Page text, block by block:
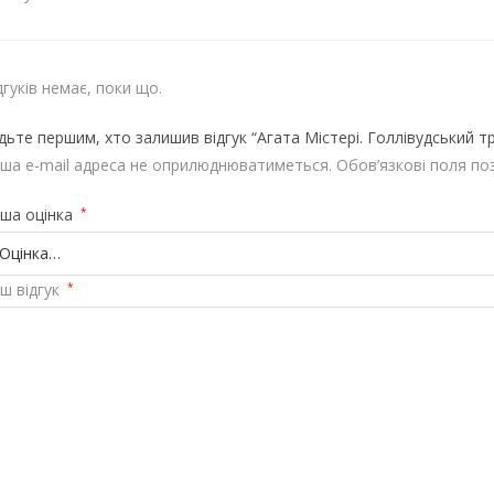
немає, поки що.
першим, хто залишив відгук “Агата Містері. Голлівудський
e-mail адреса не оприлюднюватиметься. Обов’язкові поля
оцінка *
відгук *